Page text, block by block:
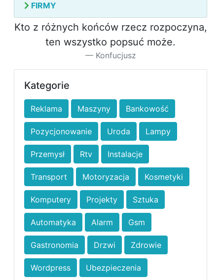
FIRMY
Kto z różnych końców rzecz rozpoczyna,
ten wszystko popsuć może.
Konfucjusz
Kategorie
Reklama Maszyny Bankowość
Pozycjonowanie Uroda Lampy
Przemysł Rtv Instalacje
Transport Motoryzacja Kosmetyki
Komputery Projekty Sztuka
Automatyka Alarm Gsm
Gastronomia Drzwi Zdrowie
Wordpress Ubezpieczenia